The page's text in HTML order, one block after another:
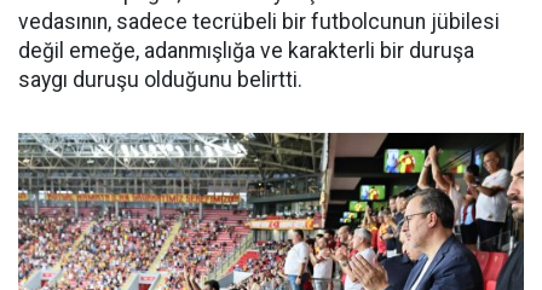
vedasının, sadece tecrübeli bir futbolcunun jübilesi
değil emeğe, adanmışlığa ve karakterli bir duruşa
saygı duruşu olduğunu belirtti.